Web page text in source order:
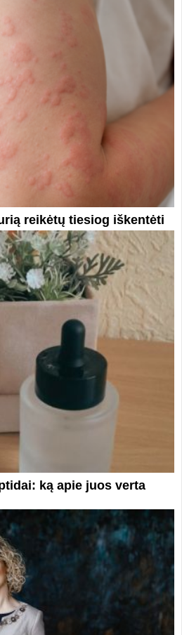
reikėtų tiesiog iškentėti
ką apie juos verta